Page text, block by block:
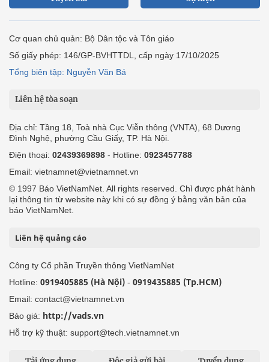
Cơ quan chủ quản: Bộ Dân tộc và Tôn giáo
Số giấy phép: 146/GP-BVHTTDL, cấp ngày 17/10/2025
Tổng biên tập: Nguyễn Văn Bá
Liên hệ tòa soạn
Địa chỉ: Tầng 18, Toà nhà Cục Viễn thông (VNTA), 68 Dương
Đình Nghệ, phường Cầu Giấy, TP. Hà Nội.
Điện thoại: 02439369898 - Hotline: 0923457788
Email: vietnamnet@vietnamnet.vn
© 1997 Báo VietNamNet. All rights reserved. Chỉ được phát hành
lại thông tin từ website này khi có sự đồng ý bằng văn bản của
báo VietNamNet.
Liên hệ quảng cáo
Công ty Cổ phần Truyền thông VietNamNet
Hotline: 0919405885 (Hà Nội) - 0919435885 (Tp.HCM)
Email: contact@vietnamnet.vn
Báo giá: http://vads.vn
Hỗ trợ kỹ thuật: support@tech.vietnamnet.vn